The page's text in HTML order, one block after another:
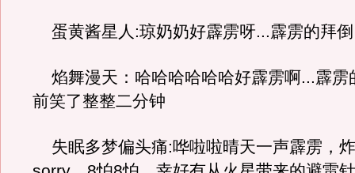
蛋黄酱星人:琼奶奶好霹雳呀...霹雳的拜倒
焰舞漫天：哈哈哈哈哈哈好霹雳啊...霹雳
前笑了整整二分钟
失眠多梦偏头痛:哗啦啦晴天一声霹雳，